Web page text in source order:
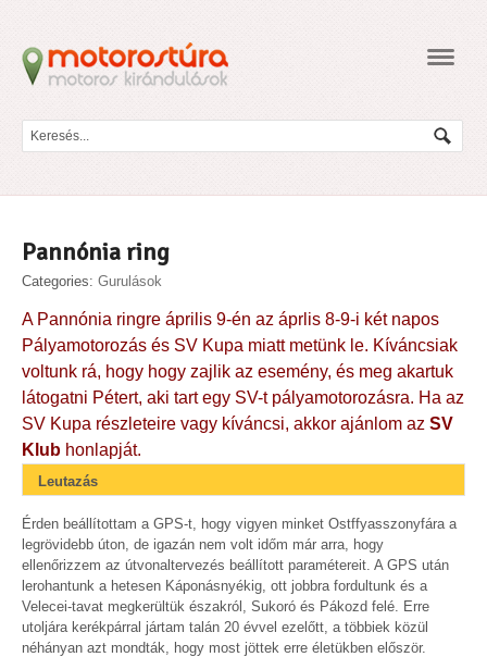
Pannónia ring
Categories: Gurulások
APannónia ringre április 9-én az áprlis 8-9-i két napos
Pályamotorozás és SV Kupa miatt metünk le. Kíváncsiak
voltunk rá, hogy hogy zajlik az esemény, és meg akartuk
látogatni Pétert, aki tart egy SV-t pályamotorozásra. Ha az
SV Kupa részleteire vagy kíváncsi, akkor ajánlom az SV
Klub honlapját.
Leutazás
Érden beállítottam a GPS-t, hogy vigyen minket Ostffyasszonyfára a
legrövidebb úton, de igazán nem volt időm már arra, hogy
ellenőrizzem az útvonaltervezés beállított paramétereit. A GPS után
lerohantunk a hetesen Káponásnyékig, ott jobbra fordultunk és a
Velecei-tavat megkerültük északról, Sukoró és Pákozd felé. Erre
utoljára kerékpárral jártam talán 20 évvel ezelőtt, a többiek közül
néhányan azt mondták, hogy most jöttek erre életükben először.